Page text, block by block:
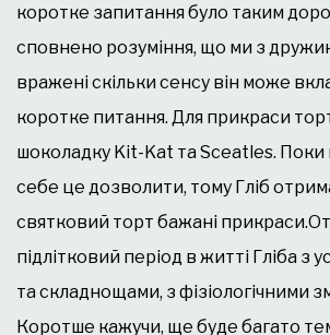
коротке запитання було таким
сповнено розуміння, що ми з
вражені скільки сенсу він може
коротке питання. Для прикраси
шоколадку Kit-Kat та Sceatles.
себе це дозволити, тому Гліб
святковий торт бажані
підлітковий період в житті Гліба з
та складнощами, з фізіологічними
Коротше кажучи, ще буде багато